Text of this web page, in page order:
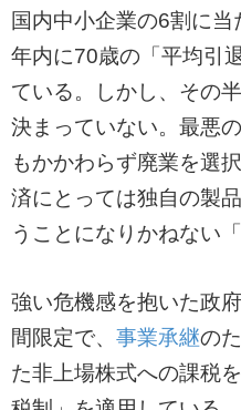
国内中小企業の6割に
年内に70歳の「平均引
ている。しかし、その
決まっていない。最悪
もかかわらず廃業を選
済にとっては独自の製
うことになりかねない
強い危機感を抱いた政
間限定で、 事業承継の
た非上場株式への課税